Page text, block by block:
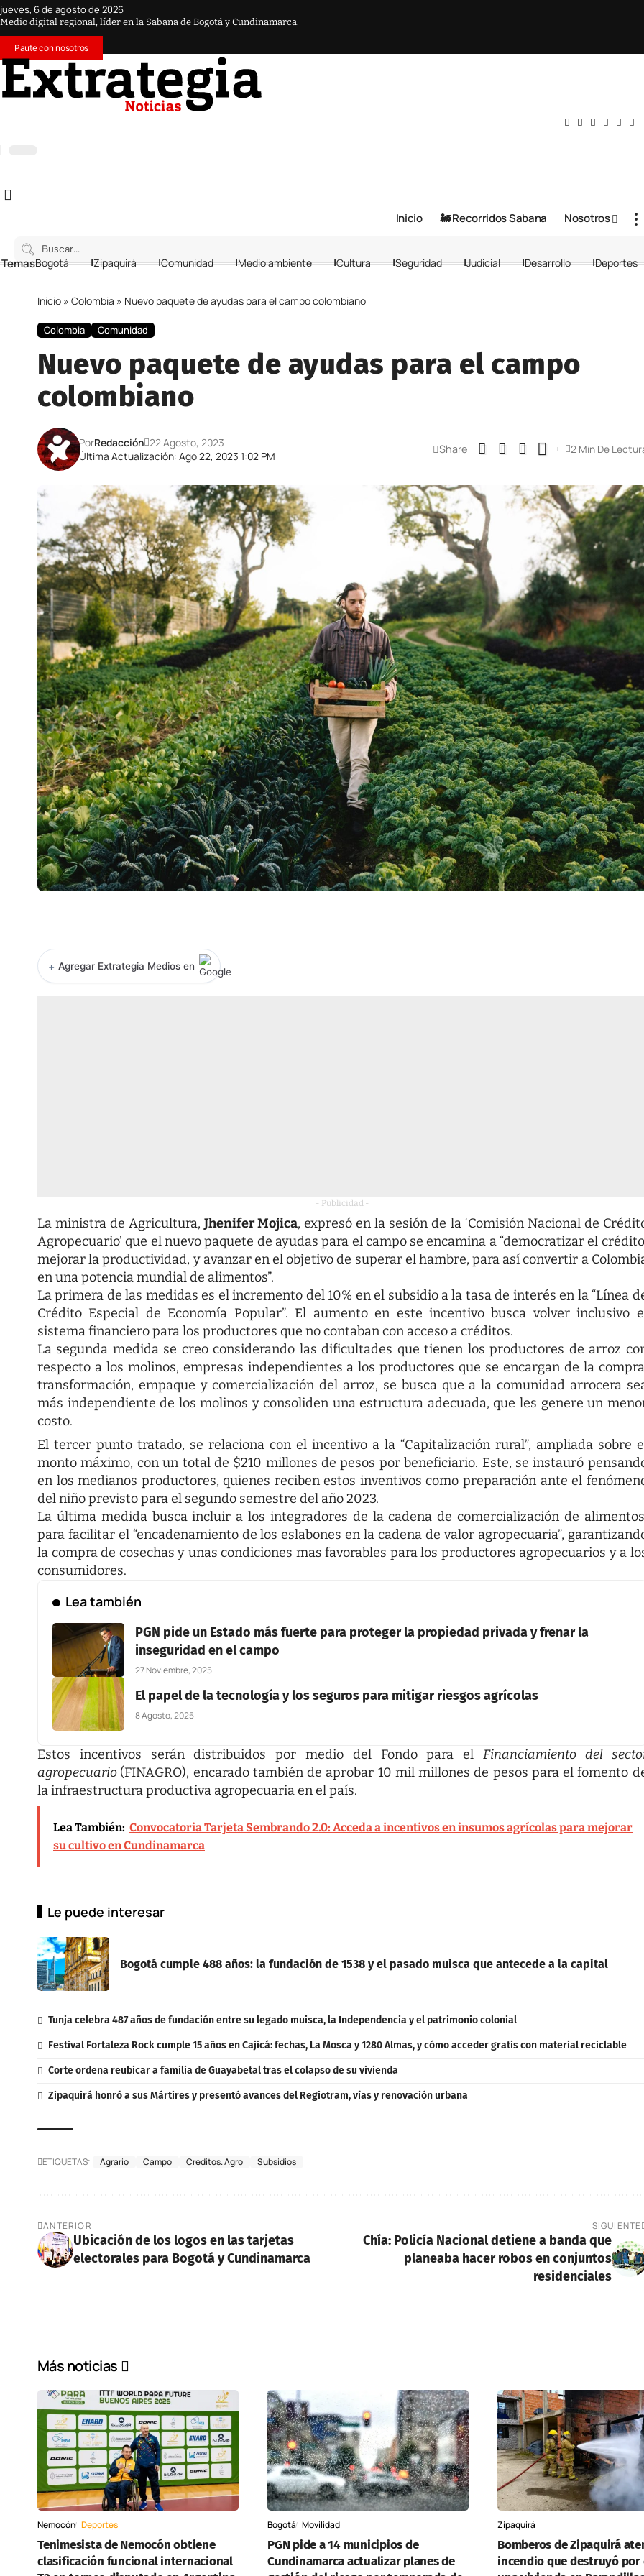
jueves, 6 de agosto de 2026
Medio digital regional, líder en la Sabana de Bogotá y Cundinamarca.
Paute con nosotros
Inicio 🚂 Recorridos Sabana Nosotros
Bogotá Zipaquirá Comunidad Medio ambiente Cultura Seguridad Judicial Desarrollo Deportes
Inicio » Colombia » Nuevo paquete de ayudas para el campo colombiano
Colombia Comunidad
Nuevo paquete de ayudas para el campo
colombiano
Última Actualización: Ago 22, 2023 1:02 PM
PorRedacción 22 Agosto, 2023 Share 2 Min De
+ Agregar Extrategia Medios en
- Publicidad -
La ministra de Agricultura,Jhenifer Mojica, expresó en la sesión de la ‘Comisión Nacional de
Agropecuario’ que el nuevo paquete de ayudas para el campo se encamina a “democratizar el
mejorar la productividad, y avanzar en el objetivo de superar el hambre, para así convertir a
en una potencia mundial de alimentos”.
La primera de las medidas es el incremento del 10% en el subsidio a la tasa de interés en la “Línea
Crédito Especial de Economía Popular”. El aumento en este incentivo busca volver inclusivo
sistema financiero para los productores que no contaban con acceso a créditos.
La segunda medida se creo considerando las dificultades que tienen los productores de arroz
respecto a los molinos, empresas independientes a los productores que se encargan de la
transformación, empaque y comercialización del arroz, se busca que a la comunidad arrocera
más independiente de los molinos y consoliden una estructura adecuada, que les genere un
costo.
El tercer punto tratado, se relaciona con el incentivo a la “Capitalización rural”, ampliada sobre
monto máximo, con un total de $210 millones de pesos por beneficiario. Este, se instauró
en los medianos productores, quienes reciben estos inventivos como preparación ante el
del niño previsto para el segundo semestre del año 2023.
La última medida busca incluir a los integradores de la cadena de comercialización de
para facilitar el “encadenamiento de los eslabones en la cadena de valor agropecuaria”,
la compra de cosechas y unas condiciones mas favorables para los productores agropecuarios y a
consumidores.
Lea también
PGN pide un Estado más fuerte para proteger la propiedad privada y frenar la
inseguridad en el campo
27 Noviembre, 2025
El papel de la tecnología y los seguros para mitigar riesgos agrícolas
8 Agosto, 2025
Estos incentivos serán distribuidos por medio del Fondo para elFinanciamiento del
agropecuario (FINAGRO), encarado también de aprobar 10 mil millones de pesos para el fomento
la infraestructura productiva agropecuaria en el país.
Lea También: Convocatoria Tarjeta Sembrando 2.0: Acceda a incentivos en insumos agrícolas para mejorar
su cultivo en Cundinamarca
Le puede interesar
Bogotá cumple 488 años: la fundación de 1538 y el pasado muisca que antecede a la capital
Tunja celebra 487 años de fundación entre su legado muisca, la Independencia y el patrimonio colonial
Festival Fortaleza Rock cumple 15 años en Cajicá: fechas, La Mosca y 1280 Almas, y cómo acceder gratis con material reciclable
Corte ordena reubicar a familia de Guayabetal tras el colapso de su vivienda
Zipaquirá honró a sus Mártires y presentó avances del Regiotram, vías y renovación urbana
ETIQUETAS: Agrario Campo Creditos. Agro Subsidios
ANTERIOR
Ubicación de los logos en las tarjetas
electorales para Bogotá y Cundinamarca
SIGUIENTE
Chía: Policía Nacional detiene a banda que
planeaba hacer robos en conjuntos
residenciales
Más noticias
Nemocón Deportes
Tenimesista de Nemocón obtiene
clasificación funcional internacional
Bogotá Movilidad
PGN pide a 14 municipios de
Cundinamarca actualizar planes de
Zipaquirá
Bomberos de Zipaquirá
incendio que destruyó por